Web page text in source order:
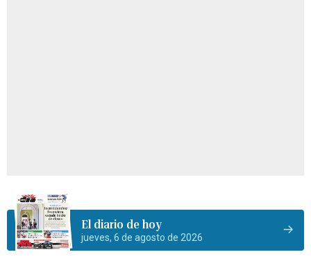
El diario de hoy
jueves, 6 de agosto de 2026